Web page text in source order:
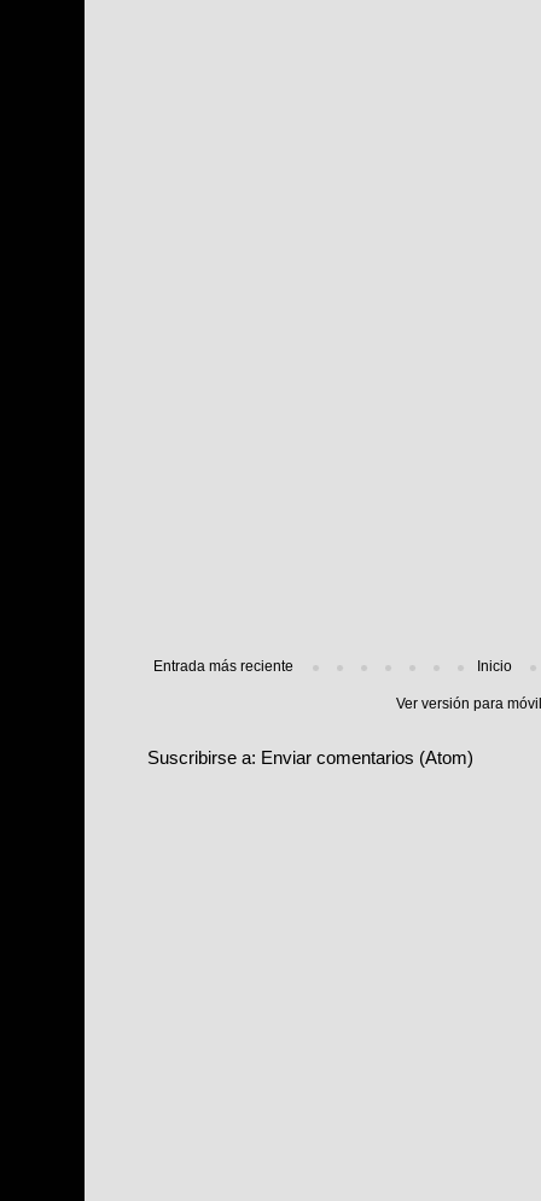
Entrada más reciente Inicio
Ver versión para
Suscribirse a: Enviar comentarios (Atom)